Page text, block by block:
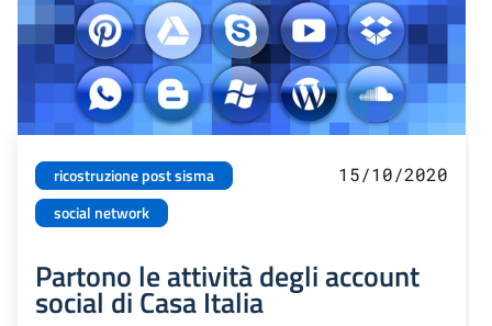
ricostruzione post sisma
social network
15/10/2020
Partono le attività degli account
social di Casa Italia